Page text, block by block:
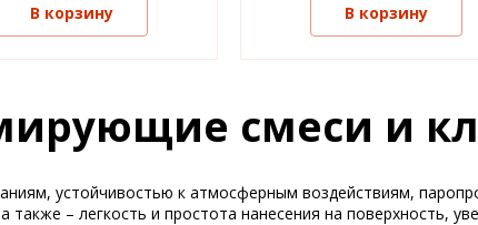
В корзину В корзину
смеси и
устойчивостью к атмосферным воздействиям,
также – легкость и простота нанесения на поверхность,